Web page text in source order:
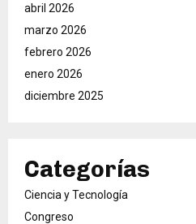
abril 2026
marzo 2026
febrero 2026
enero 2026
diciembre 2025
Categorías
Ciencia y Tecnología
Congreso